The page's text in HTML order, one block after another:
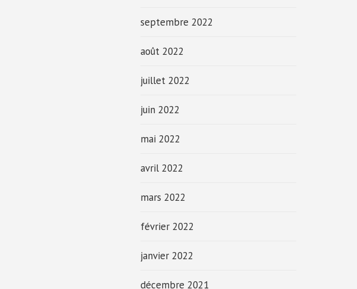
septembre 2022
août 2022
juillet 2022
juin 2022
mai 2022
avril 2022
mars 2022
février 2022
janvier 2022
décembre 2021